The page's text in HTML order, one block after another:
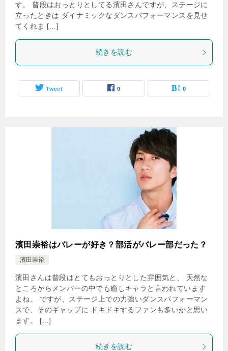
す。 普段はおっとりとしてる濱田さんですが、ステージに
立ったときは ダイナミックなダンスパフォーマンスを見せ
てくれま […]
続きを読む
Tweet 0 0
濱田崇裕はバレーが好き？部活がバレー部だった？
濱田崇裕
濱田さんは普段はとてもおっとりとした雰囲気と、 天然な
ところからメンバーの中でも癒しキャラと言われています
よね。 ですが、ステージ上での力強いダンスパフォーマン
スで、そのギャップに ドキドキするファンも多いかと思い
ます。 […]
続きを読む